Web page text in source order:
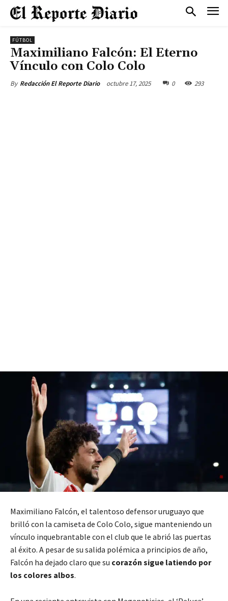
FÚTBOL
Maximiliano Falcón: El Eterno
Vínculo con Colo Colo
By Redacción El Reporte Diario octubre 17, 2025 0 293
Maximiliano Falcón, el talentoso defensor uruguayo que
brilló con la camiseta de Colo Colo, sigue manteniendo un
vínculo inquebrantable con el club que le abrió las puertas
al éxito. A pesar de su salida polémica a principios de año,
Falcón ha dejado claro que su corazón sigue latiendo por
los colores albos.